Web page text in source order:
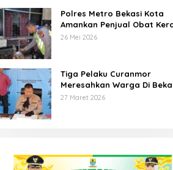
Polres Metro Bekasi Kota
Amankan Penjual Obat
Daftar G Di Kota Bekasi
26 Mei 2026
Tiga Pelaku Curanmor
Meresahkan Warga Di
Berhasil Diringkus Polisi
27 Maret 2026